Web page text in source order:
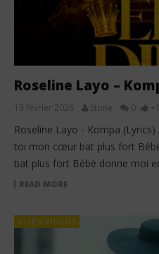
Roseline Layo –
13 février 2026 Stone 0 +1
Roseline Layo - Kompa
toi mon cœur bat plus fort
bat plus fort Bébé donne moi
READ MORE
CLIPS VIDÉOS